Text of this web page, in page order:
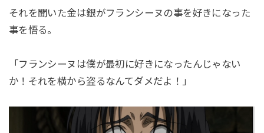
それを聞いた金は銀がフランシーヌの事を好きになった
事を悟る。
「フランシーヌは僕が最初に好きになったんじゃない
か！それを横から盗るなんてダメだよ！」